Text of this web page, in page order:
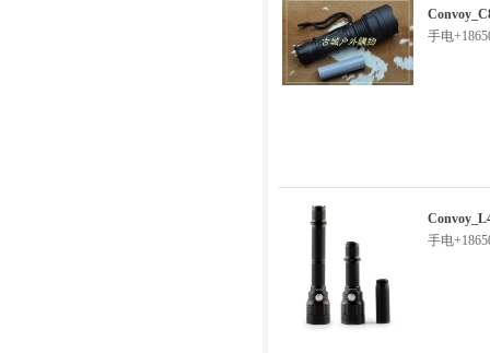
手电
手电